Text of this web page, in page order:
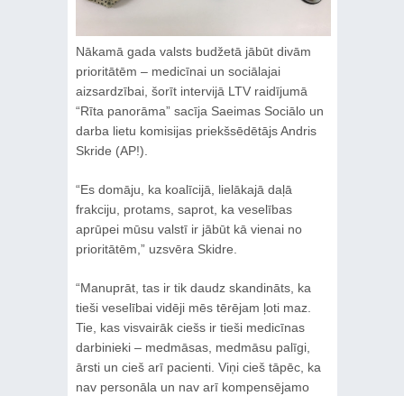
Nākamā gada valsts budžetā jābūt divām
prioritātēm – medicīnai un sociālajai
aizsardzībai, šorīt intervijā LTV raidījumā
“Rīta panorāma” sacīja Saeimas Sociālo un
darba lietu komisijas priekšsēdētājs Andris
Skride (AP!).
“Es domāju, ka koalīcijā, lielākajā daļā
frakciju, protams, saprot, ka veselības
aprūpei mūsu valstī ir jābūt kā vienai no
prioritātēm,” uzsvēra Skidre.
“Manuprāt, tas ir tik daudz skandināts, ka
tieši veselībai vidēji mēs tērējam ļoti maz.
Tie, kas visvairāk ciešs ir tieši medicīnas
darbinieki – medmāsas, medmāsu palīgi,
ārsti un cieš arī pacienti. Viņi cieš tāpēc, ka
nav personāla un nav arī kompensējamo